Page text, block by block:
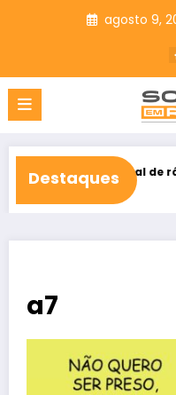
agosto 9,
Destaques
eleitoral de rádio e TV
a7